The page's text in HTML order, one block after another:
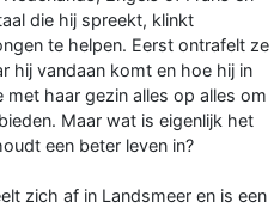
die hij spreekt, klinkt
te helpen. Eerst ontrafelt ze
hij vandaan komt en hoe hij in
met haar gezin alles op alles om
Maar wat is eigenlijk het
een beter leven in?
zich af in Landsmeer en is een